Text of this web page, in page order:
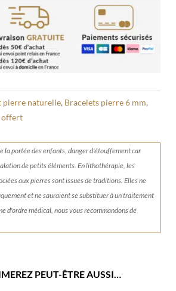
pierre naturelle, Bracelets pierre 6 mm,
offert
la portée des enfants, danger d'étouffement car
de petits éléments.En lithothérapie, les
aux pierres sont issues de traditions. Elles ne
et ne sauraient se substituer à un traitement
d'ordre médical, nous vous recommandons de
PEUT-ÊTRE AUSSI…